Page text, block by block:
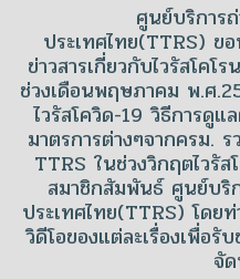
ศูนย์บริการถ่า
ประเทศไทย(TTRS) ข
ข่าวสารเกี่ยวกับไวรัสโค
ช่วงเดือนพฤษภาคม พ.ศ
ไวรัสโควิด-19 วิธีการดูแ
มาตรการต่างๆจากครม.
TTRS ในช่วงวิกฤตไวรั
สมาชิกสัมพันธ์ ศูนย์บริ
ประเทศไทย(TTRS) โดย
วิดีโอของแต่ละเรื่องเพื่อ
จั